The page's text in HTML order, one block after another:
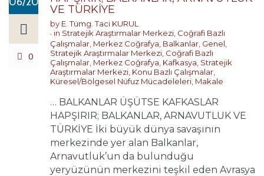
0
VE TÜRKİYE
by E. Tümg. Taci KURUL
in Stratejik Araştırmalar Merkezi Coğrafi Bazlı
Çalışmalar Merkez Coğrafya Balkanlar Genel
Stratejik Araştırmalar Merkezi Coğrafi Bazlı
Çalışmalar Merkez Coğrafya Kafkasya Stratejik
Araştırmalar Merkezi Konu Bazlı Çalışmalar
Küresel/Bölgesel Nüfuz Mücadeleleri Makale
… BALKANLAR ÜŞÜTSE KAFKASLAR
HAPŞIRIR; BALKANLAR, ARNAVUTLUK VE
TÜRKİYE İki büyük dünya savaşının
merkezinde yer alan Balkanlar,
Arnavutluk’un da bulunduğu
yeryüzünün merkezini teşkil eden Avrasya